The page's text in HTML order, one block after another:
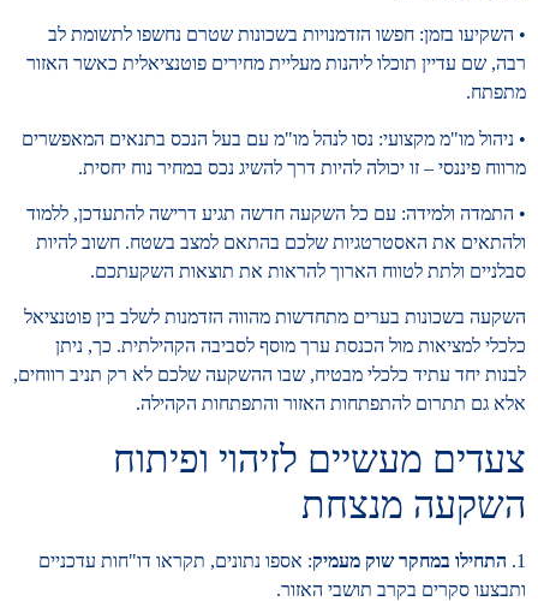
• השקיעו בזמן: חפשו הזדמנויות בשכונות שטרם נחשפו לתשומת לב
רבה, שם עדיין תוכלו ליהנות מעליית מחירים פוטנציאלית כאשר האזור
מתפתח.
• ניהול מו"מ מקצועי: נסו לנהל מו"מ עם בעל הנכס בתנאים המאפשרים
מרווח פיננסי – זו יכולה להיות דרך להשיג נכס במחיר נוח יחסית.
• התמדה ולמידה: עם כל השקעה חדשה תגיע דרישה להתעדכן, ללמוד
ולהתאים את האסטרטגיות שלכם בהתאם למצב בשטח. חשוב להיות
סבלניים ולתת לטווח הארוך להראות את תוצאות השקעתכם.
השקעה בשכונות בערים מתחדשות מהווה הזדמנות לשלב בין פוטנציאל
כלכלי למציאות מול הכנסת ערך מוסף לסביבה הקהילתית. כך, ניתן
לבנות יחד עתיד כלכלי מבטיח, שבו ההשקעה שלכם לא רק תניב רווחים,
אלא גם תתרום להתפתחות האזור והתפתחות הקהילה.
צעדים מעשיים לזיהוי ופיתוח
השקעה מנצחת
1. התחילו במחקר שוק מעמיק: אספו נתונים, תקראו דו"חות עדכניים
ותבצעו סקרים בקרב תושבי האזור.